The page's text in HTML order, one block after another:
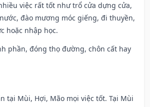
việc rất tốt như trổ cửa dựng cửa,
đào mương móc giếng, đi thuyền,
hoặc nhập học.
phần, đóng thọ đường, chôn cất hay
tại Mùi, Hợi, Mão mọi việc tốt. Tại Mùi